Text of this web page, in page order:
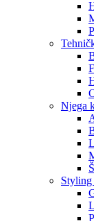
Njega